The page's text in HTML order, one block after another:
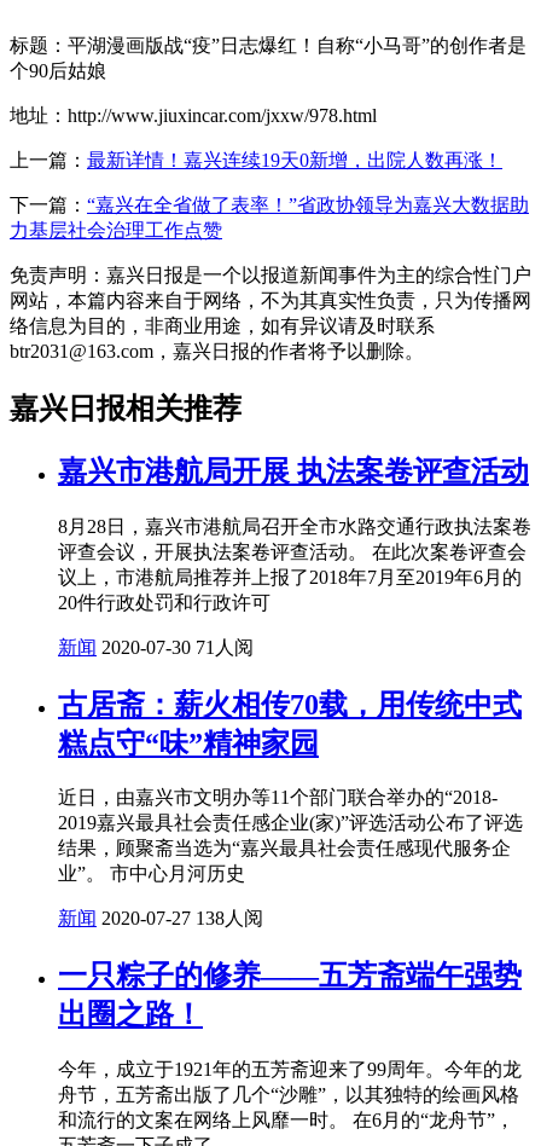
标题：平湖漫画版战“疫”日志爆红！自称“小马哥”的创作者是
个90后姑娘
地址：http://www.jiuxincar.com/jxxw/978.html
上一篇： 最新详情！嘉兴连续19天0新增，出院人数再涨！
下一篇： “嘉兴在全省做了表率！”省政协领导为嘉兴大数据助
力基层社会治理工作点赞
免责声明：嘉兴日报是一个以报道新闻事件为主的综合性门户
网站，本篇内容来自于网络，不为其真实性负责，只为传播网
络信息为目的，非商业用途，如有异议请及时联系
btr2031@163.com，嘉兴日报的作者将予以删除。
嘉兴日报相关推荐
嘉兴市港航局开展 执法案卷评查活动
8月28日，嘉兴市港航局召开全市水路交通行政执法案卷
评查会议，开展执法案卷评查活动。 在此次案卷评查会
议上，市港航局推荐并上报了2018年7月至2019年6月的
20件行政处罚和行政许可
新闻 2020-07-30 71人阅
古居斋：薪火相传70载，用传统中式
糕点守“味”精神家园
近日，由嘉兴市文明办等11个部门联合举办的“2018-
2019嘉兴最具社会责任感企业(家)”评选活动公布了评选
结果，顾聚斋当选为“嘉兴最具社会责任感现代服务企
业”。 市中心月河历史
新闻 2020-07-27 138人阅
一只粽子的修养——五芳斋端午强势
出圈之路！
今年，成立于1921年的五芳斋迎来了99周年。今年的龙
舟节，五芳斋出版了几个“沙雕”，以其独特的绘画风格
和流行的文案在网络上风靡一时。 在6月的“龙舟节”，